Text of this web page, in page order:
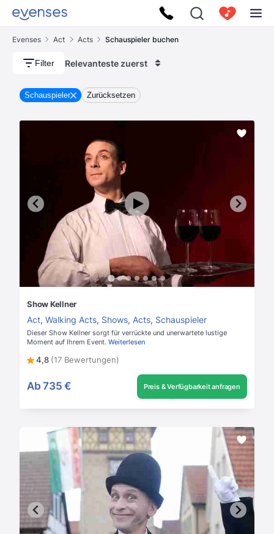
Evenses Act Acts Schauspieler buchen
Filter Relevanteste zuerst
Schauspieler Zurücksetzen
Show Kellner
Act, Walking Acts, Shows, Acts, Schauspieler
Dieser Show Kellner sorgt für verrückte und unerwartete lustige
Moment auf Ihrem Event. Weiterlesen
4,8 (17 Bewertungen)
Ab 735 € Preis & Verfügbarkeit anfragen